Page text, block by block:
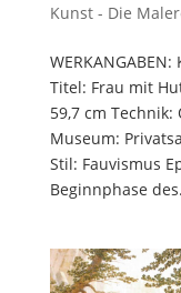
Kunst - Die
Titel: Frau mit
59,7 cm
Museum:
Stil: Fauvismus
Beginnphase